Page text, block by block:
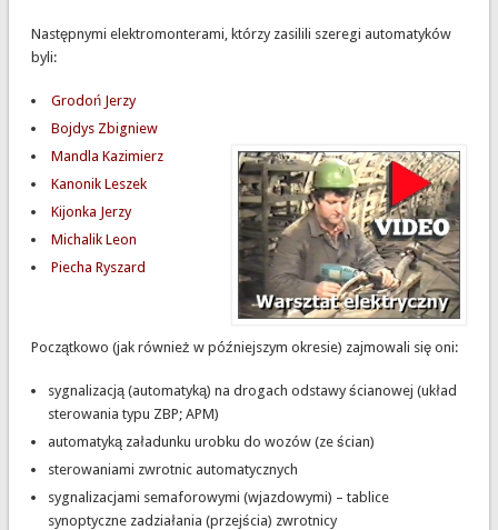
Następnymi elektromonterami, którzy zasilili szeregi automatyków
byli:
Grodoń Jerzy
Bojdys Zbigniew
Mandla Kazimierz
Kanonik Leszek
Kijonka Jerzy
Michalik Leon
Piecha Ryszard
Początkowo (jak również w późniejszym okresie) zajmowali się oni:
sygnalizacją (automatyką) na drogach odstawy ścianowej (układ
sterowania typu ZBP; APM)
automatyką załadunku urobku do wozów (ze ścian)
sterowaniami zwrotnic automatycznych
sygnalizacjami semaforowymi (wjazdowymi) – tablice
synoptyczne zadziałania (przejścia) zwrotnicy